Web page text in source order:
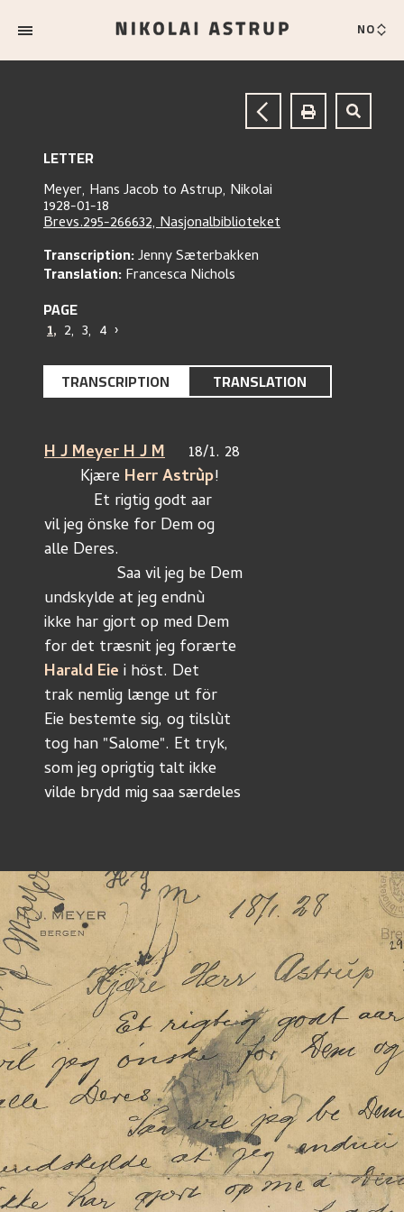
NO
LETTER
Meyer, Hans Jacob toAstrup, Nikolai
1928-01-18
Brevs.295-266632, Nasjonalbiblioteket
Transcription:Jenny Sæterbakken
Translation:Francesca Nichols
PAGE
1, 2, 3, 4 ›
TRANSCRIPTION TRANSLATION
H J Meyer H J M
	18/1. 28
	Kjære
Herr Astrùp!
	   Et rigtig godt aar
vil jeg önske for Dem og
alle Deres.
	        Saa vil jeg be Dem
undskylde at jeg endnù
ikke har gjort op med Dem
for det træsnit jeg forærte
Harald Eie i höst. Det
trak nemlig længe ut för
Eie bestemte sig, og tilslùt
tog han "Salome". Et tryk,
som jeg oprigtig talt ikke
vilde brydd mig saa særdeles